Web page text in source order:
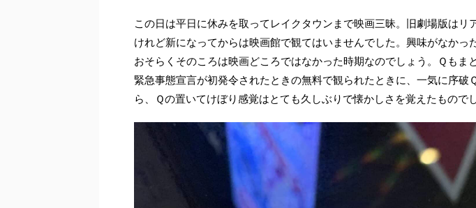
この日は平日に休みを取ってレイクタウンまで映画三昧。旧劇場版はリ
けれど新になってからは映画館で観てはいませんでした。興味がなかっ
おそらくそのころは映画どころではなかった時期なのでしょう。Ｑもま
緊急事態宣言が初発令されたときの無料で観られたときに、一気に序破
ら、Ｑの置いてけぼり感覚はとても久しぶりで懐かしさを覚えたもので